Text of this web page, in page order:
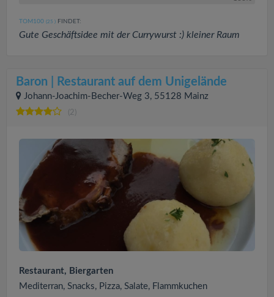
TOM100 (25 ) FINDET:
Gute Geschäftsidee mit der Currywurst :) kleiner Raum
Baron | Restaurant auf dem Unigelände
Johann-Joachim-Becher-Weg 3, 55128 Mainz
(2)
Restaurant, Biergarten
Mediterran, Snacks, Pizza, Salate, Flammkuchen